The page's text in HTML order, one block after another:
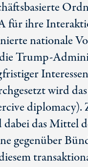
für ihre
nationale
Trump-
wird
dabei das Mittel
gegenüber